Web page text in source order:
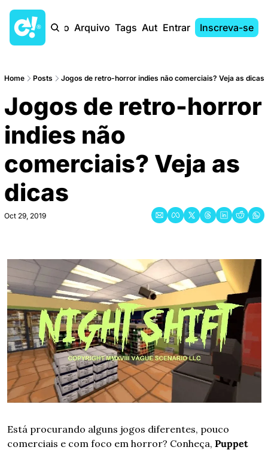
Início Arquivo Tags AutoresEntrar Inscreva-se
Home Posts Jogos de retro-horror indies não comerciais? Veja as dicas
Jogos de retro-horror
indies não
comerciais? Veja as
dicas
Oct 29, 2019
Está procurando alguns jogos diferentes, pouco
comerciais e com foco em horror? Conheça, Puppet